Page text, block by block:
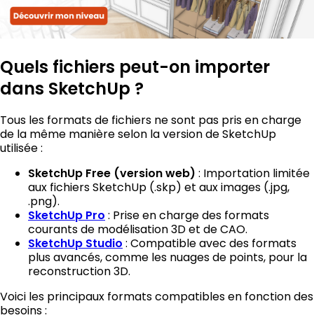
Quels fichiers peut-on importer
dans SketchUp ?
Tous les formats de fichiers ne sont pas pris en charge
de la même manière selon la version de SketchUp
utilisée :
SketchUp Free (version web) : Importation limitée
aux fichiers SketchUp (.skp) et aux images (.jpg,
.png).
SketchUp Pro : Prise en charge des formats
courants de modélisation 3D et de CAO.
SketchUp Studio : Compatible avec des formats
plus avancés, comme les nuages de points, pour la
reconstruction 3D.
Voici les principaux formats compatibles en fonction des
besoins :